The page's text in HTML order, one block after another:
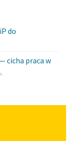
do
cicha praca w